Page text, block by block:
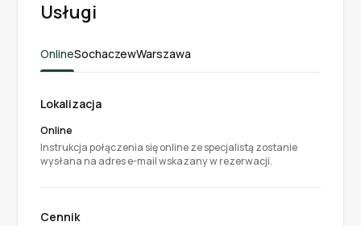
Usługi
OnlineSochaczewWarszawa
Lokalizacja
Online
Instrukcja połączenia się online ze specjalistą zostanie
wysłana na adres e-mail wskazany w rezerwacji.
Cennik